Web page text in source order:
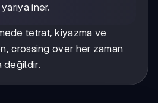
iner.
tetrat, kiyazma ve
crossing over her zaman
değildir.